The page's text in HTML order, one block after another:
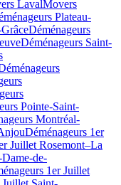
LavalMovers
Plateau-
Déménageurs
Déménageurs Saint-
Pointe-Saint-
Montréal-
Déménageurs 1er
Juillet Rosemont–La
de-
1er Juillet